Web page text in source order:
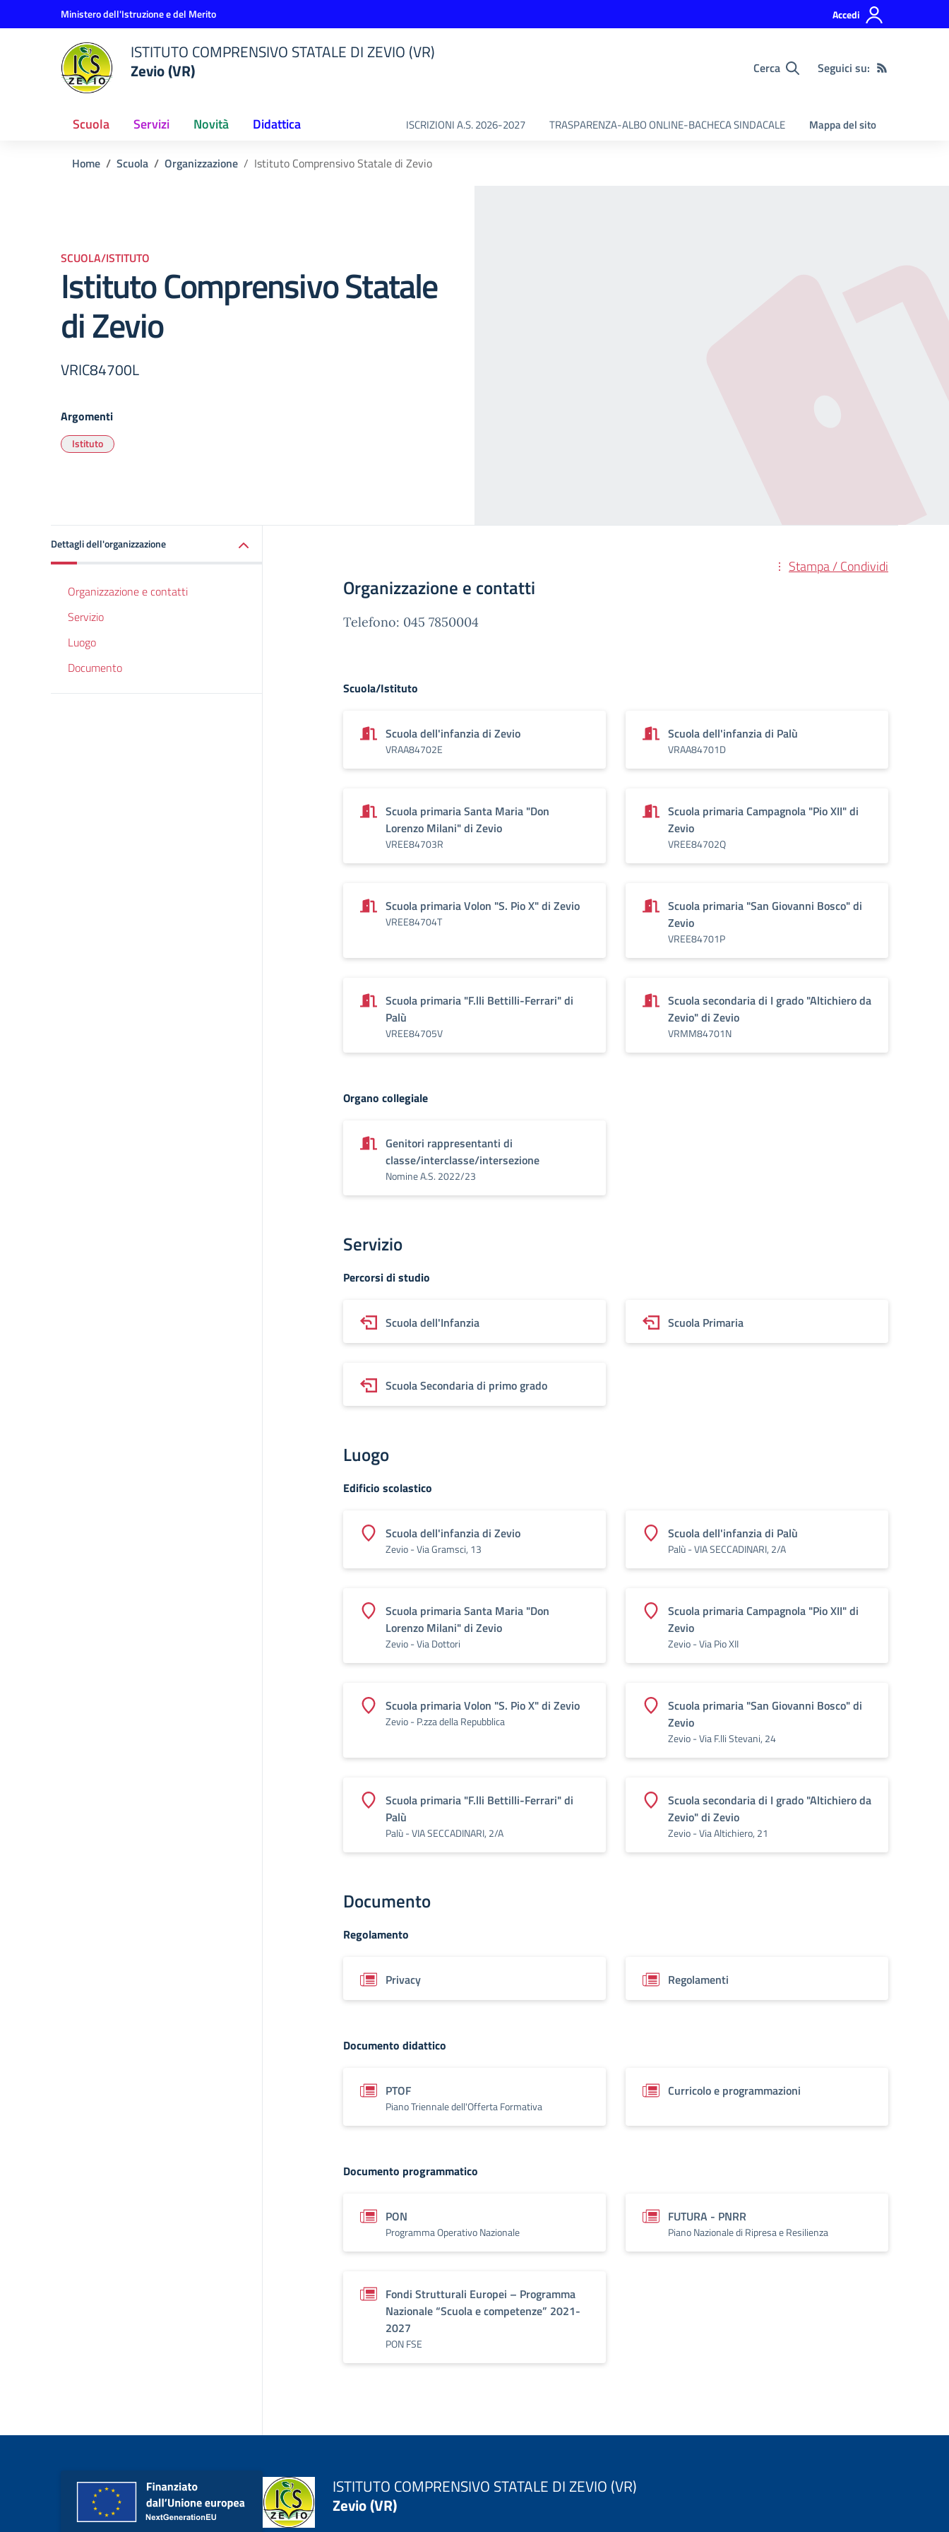
Vai ai contenuti
Vai al menu di navigazioneMinistero dell'Istruzione e del Merito Accedi
ISTITUTO COMPRENSIVO STATALE DI ZEVIO (VR)
Zevio (VR)
Cerca Seguici su:
Scuola Servizi Novità Didattica ISCRIZIONI A.S. 2026-2027 TRASPARENZA-ALBO ONLINE-BACHECA SINDACALE Mappa del sito
Home Scuola Organizzazione Istituto Comprensivo Statale di Zevio
SCUOLA/ISTITUTO
Istituto Comprensivo Statale
di Zevio
VRIC84700L
Argomenti
Istituto
Dettagli dell'organizzazione
Organizzazione e contatti
Servizio
Luogo
Documento
Stampa / Condividi
Organizzazione e contatti
Telefono: 045 7850004
Scuola/Istituto
Scuola dell'infanzia di Zevio
VRAA84702E
Scuola dell'infanzia di Palù
VRAA84701D
Scuola primaria Santa Maria "Don
Lorenzo Milani" di Zevio
VREE84703R
Scuola primaria Campagnola "Pio XII" di
Zevio
VREE84702Q
Scuola primaria Volon "S. Pio X" di Zevio
VREE84704T
Scuola primaria "San Giovanni Bosco" di
Zevio
VREE84701P
Scuola primaria "F.lli Bettilli-Ferrari" di
Palù
VREE84705V
Scuola secondaria di I grado "Altichiero da
Zevio" di Zevio
VRMM84701N
Organo collegiale
Genitori rappresentanti di
classe/interclasse/intersezione
Nomine A.S. 2022/23
Servizio
Percorsi di studio
Scuola dell'Infanzia Scuola Primaria
Scuola Secondaria di primo grado
Luogo
Edificio scolastico
Scuola dell'infanzia di Zevio
Zevio - Via Gramsci, 13
Scuola dell'infanzia di Palù
Palù - VIA SECCADINARI, 2/A
Scuola primaria Santa Maria "Don
Lorenzo Milani" di Zevio
Zevio - Via Dottori
Scuola primaria Campagnola "Pio XII" di
Zevio
Zevio - Via Pio XII
Scuola primaria Volon "S. Pio X" di Zevio
Zevio - P.zza della Repubblica
Scuola primaria "San Giovanni Bosco" di
Zevio
Zevio - Via F.lli Stevani, 24
Scuola primaria "F.lli Bettilli-Ferrari" di
Palù
Palù - VIA SECCADINARI, 2/A
Scuola secondaria di I grado "Altichiero da
Zevio" di Zevio
Zevio - Via Altichiero, 21
Documento
Regolamento
Privacy Regolamenti
Documento didattico
PTOF
Piano Triennale dell'Offerta Formativa
Curricolo e programmazioni
Documento programmatico
PON
Programma Operativo Nazionale
FUTURA - PNRR
Piano Nazionale di Ripresa e Resilienza
Fondi Strutturali Europei – Programma
Nazionale “Scuola e competenze” 2021-
2027
PON FSE
ISTITUTO COMPRENSIVO STATALE DI ZEVIO (VR)
Zevio (VR)